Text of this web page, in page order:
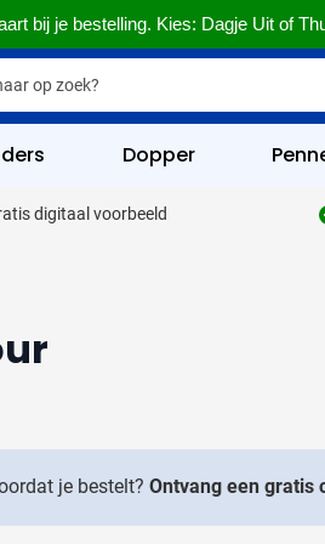
bij je bestelling. Kies: Dagje Uit of
Kantoor categorie
categorie
categorie
& Veiligheid categorie
Dopper
digitaal voorbeeld
je bestelt? Ontvang een gratis